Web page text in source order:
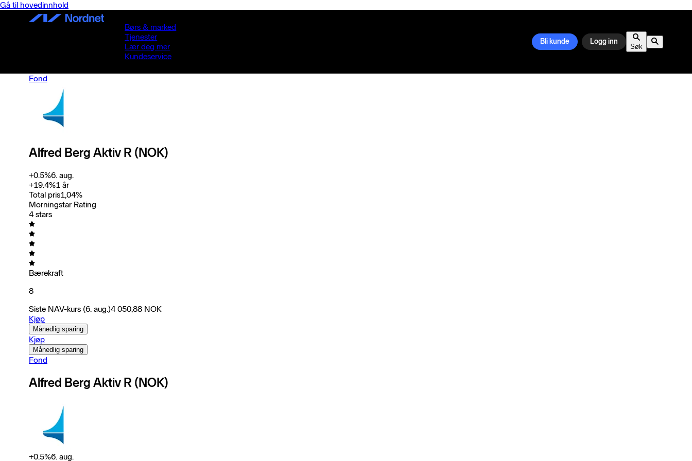
Gå til hovedinnhold
Børs & marked
Tjenester
Lær deg mer
Kundeservice
Bli kunde Logg inn
Søk
Fond
Alfred Berg Aktiv R (NOK)
+0.5%6. aug.
+19.4%1 år
Total pris1,04%
Morningstar Rating
4 stars
Bærekraft
8
Siste NAV-kurs (6. aug.)4 050,88 NOK
Kjøp
Månedlig sparing
Kjøp
Månedlig sparing
Fond
Alfred Berg Aktiv R (NOK)
+0.5%6. aug.